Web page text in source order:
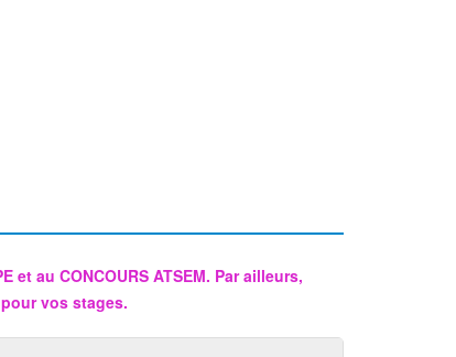
au CONCOURS ATSEM. Par ailleurs,
vos stages.